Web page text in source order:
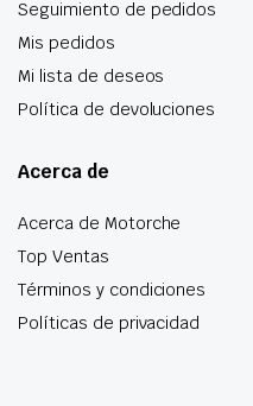
Seguimiento de pedidos
Mis pedidos
Mi lista de deseos
Política de devoluciones
Acerca de
Acerca de Motorche
Top Ventas
Términos y condiciones
Políticas de privacidad